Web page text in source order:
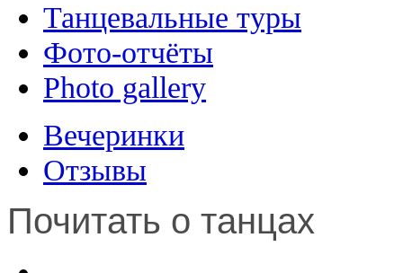
Танцевальные туры
Фото-отчёты
Photo gallery
Вечеринки
Отзывы
Почитать о танцах